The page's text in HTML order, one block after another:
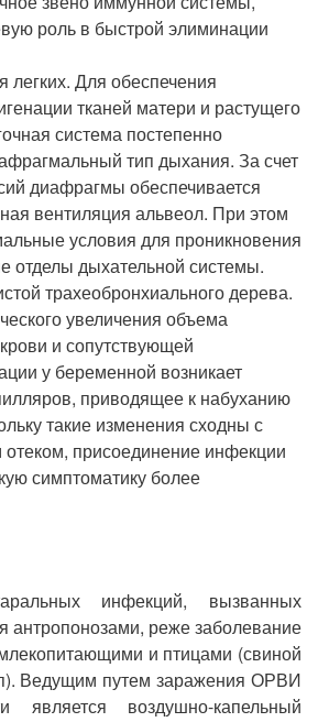
роль в быстрой элиминации
легких. Для обеспечения
тканей матери и растущего
система постепенно
тип дыхания. За счет
диафрагмы обеспечивается
вентиляция альвеол. При этом
условия для проникновения
отделы дыхательной системы.
трахеобронхиального дерева.
увеличения объема
и сопутствующей
у беременной возникает
приводящее к набуханию
такие изменения сходны с
присоединение инфекции
симптоматику более
инфекций, вызванных
антропонозами, реже заболевание
и птицами (свиной
Ведущим путем заражения ОРВИ
является воздушно-капельный